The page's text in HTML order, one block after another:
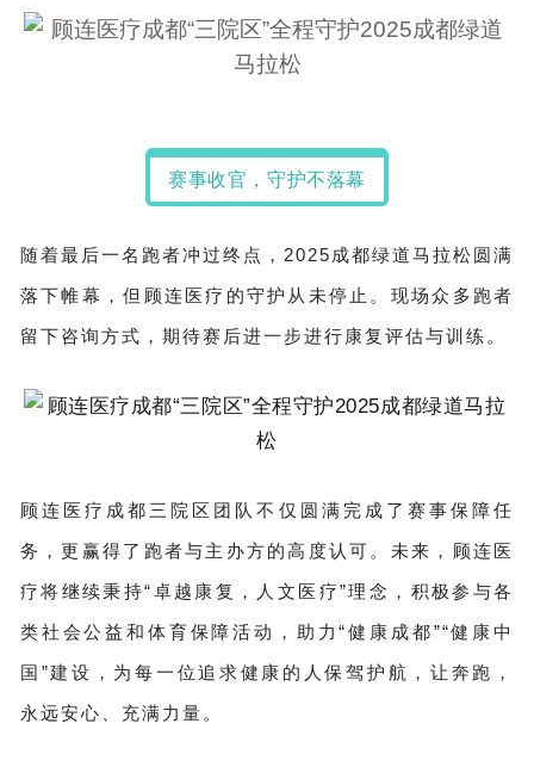
赛事收官，守护不落幕
随着最后一名跑者冲过终点，2025成都绿道马拉松圆满
落下帷幕，但顾连医疗的守护从未停止。现场众多跑者
留下咨询方式，期待赛后进一步进行康复评估与训练。
顾连医疗成都三院区团队不仅圆满完成了赛事保障任
务，更赢得了跑者与主办方的高度认可。未来，顾连医
疗将继续秉持“卓越康复，人文医疗”理念，积极参与各
类社会公益和体育保障活动，助力“健康成都”“健康中
国”建设，为每一位追求健康的人保驾护航，让奔跑，
永远安心、充满力量。